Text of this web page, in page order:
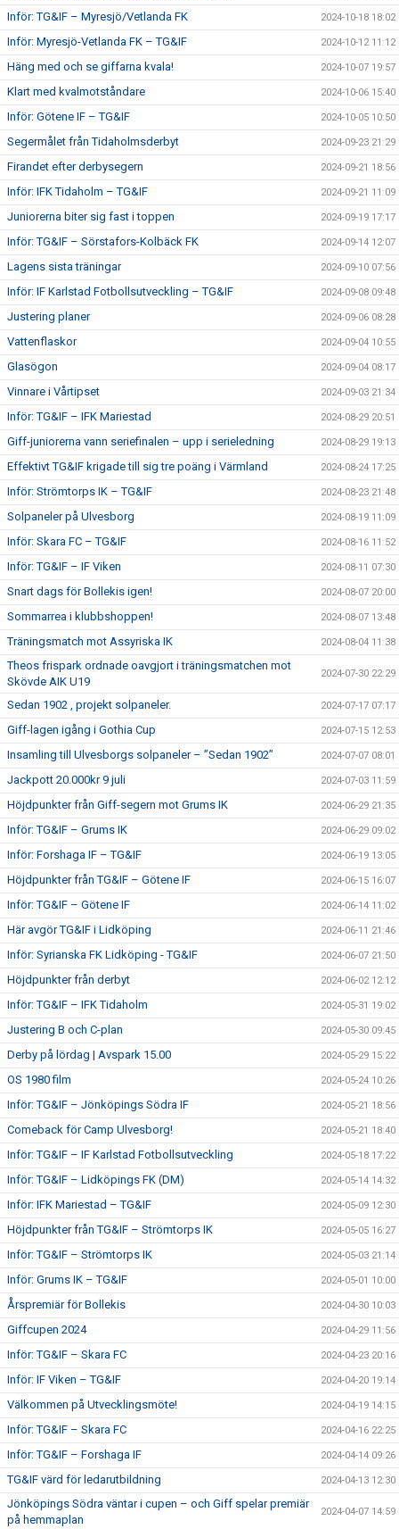
Inför: TG&IF – Myresjö/Vetlanda FK 2024-10-18 18:02
Inför: Myresjö-Vetlanda FK – TG&IF 2024-10-12 11:12
Häng med och se giffarna kvala! 2024-10-07 19:57
Klart med kvalmotståndare 2024-10-06 15:40
Inför: Götene IF – TG&IF 2024-10-05 10:50
Segermålet från Tidaholmsderbyt 2024-09-23 21:29
Firandet efter derbysegern 2024-09-21 18:56
Inför: IFK Tidaholm – TG&IF 2024-09-21 11:09
Juniorerna biter sig fast i toppen 2024-09-19 17:17
Inför: TG&IF – Sörstafors-Kolbäck FK 2024-09-14 12:07
Lagens sista träningar 2024-09-10 07:56
Inför: IF Karlstad Fotbollsutveckling – TG&IF 2024-09-08 09:48
Justering planer 2024-09-06 08:28
Vattenflaskor 2024-09-04 10:55
Glasögon 2024-09-04 08:17
Vinnare i Vårtipset 2024-09-03 21:34
Inför: TG&IF – IFK Mariestad 2024-08-29 20:51
Giff-juniorerna vann seriefinalen – upp i serieledning 2024-08-29 19:13
Effektivt TG&IF krigade till sig tre poäng i Värmland 2024-08-24 17:25
Inför: Strömtorps IK – TG&IF 2024-08-23 21:48
Solpaneler på Ulvesborg 2024-08-19 11:09
Inför: Skara FC – TG&IF 2024-08-16 11:52
Inför: TG&IF – IF Viken 2024-08-11 07:30
Snart dags för Bollekis igen! 2024-08-07 20:00
Sommarrea i klubbshoppen! 2024-08-07 13:48
Träningsmatch mot Assyriska IK 2024-08-04 11:38
Theos frispark ordnade oavgjort i träningsmatchen mot
Skövde AIK U19
2024-07-30 22:29
Sedan 1902 , projekt solpaneler. 2024-07-17 07:17
Giff-lagen igång i Gothia Cup 2024-07-15 12:53
Insamling till Ulvesborgs solpaneler – ”Sedan 1902” 2024-07-07 08:01
Jackpott 20.000kr 9 juli 2024-07-03 11:59
Höjdpunkter från Giff-segern mot Grums IK 2024-06-29 21:35
Inför: TG&IF – Grums IK 2024-06-29 09:02
Inför: Forshaga IF – TG&IF 2024-06-19 13:05
Höjdpunkter från TG&IF – Götene IF 2024-06-15 16:07
Inför: TG&IF – Götene IF 2024-06-14 11:02
Här avgör TG&IF i Lidköping 2024-06-11 21:46
Inför: Syrianska FK Lidköping - TG&IF 2024-06-07 21:50
Höjdpunkter från derbyt 2024-06-02 12:12
Inför: TG&IF – IFK Tidaholm 2024-05-31 19:02
Justering B och C-plan 2024-05-30 09:45
Derby på lördag | Avspark 15.00 2024-05-29 15:22
OS 1980 film 2024-05-24 10:26
Inför: TG&IF – Jönköpings Södra IF 2024-05-21 18:56
Comeback för Camp Ulvesborg! 2024-05-21 18:40
Inför: TG&IF – IF Karlstad Fotbollsutveckling 2024-05-18 17:22
Inför: TG&IF – Lidköpings FK (DM) 2024-05-14 14:32
Inför: IFK Mariestad – TG&IF 2024-05-09 12:30
Höjdpunkter från TG&IF – Strömtorps IK 2024-05-05 16:27
Inför: TG&IF – Strömtorps IK 2024-05-03 21:14
Inför: Grums IK – TG&IF 2024-05-01 10:00
Årspremiär för Bollekis 2024-04-30 10:03
Giffcupen 2024 2024-04-29 11:56
Inför: TG&IF – Skara FC 2024-04-23 20:16
Inför: IF Viken – TG&IF 2024-04-20 19:14
Välkommen på Utvecklingsmöte! 2024-04-19 14:15
Inför: TG&IF – Skara FC 2024-04-16 22:25
Inför: TG&IF – Forshaga IF 2024-04-14 09:26
TG&IF värd för ledarutbildning 2024-04-13 12:30
Jönköpings Södra väntar i cupen – och Giff spelar premiär
på hemmaplan
2024-04-07 14:59